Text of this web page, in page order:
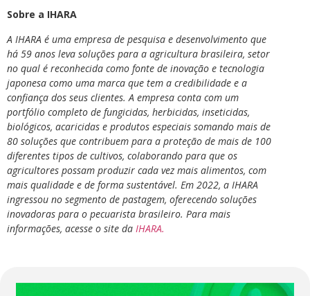
Sobre a IHARA
A IHARA é uma empresa de pesquisa e desenvolvimento que
há 59 anos leva soluções para a agricultura brasileira, setor
no qual é reconhecida como fonte de inovação e tecnologia
japonesa como uma marca que tem a credibilidade e a
confiança dos seus clientes. A empresa conta com um
portfólio completo de fungicidas, herbicidas, inseticidas,
biológicos, acaricidas e produtos especiais somando mais de
80 soluções que contribuem para a proteção de mais de 100
diferentes tipos de cultivos, colaborando para que os
agricultores possam produzir cada vez mais alimentos, com
mais qualidade e de forma sustentável. Em 2022, a IHARA
ingressou no segmento de pastagem, oferecendo soluções
inovadoras para o pecuarista brasileiro. Para mais
informações, acesse o site da IHARA.